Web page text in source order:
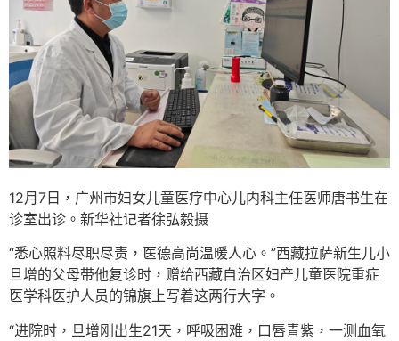
12月7日，广州市妇女儿童医疗中心儿内科主任医师唐书生在
诊室出诊。新华社记者徐弘毅摄
“悉心照料尽职尽责，医德高尚温暖人心。”西藏拉萨新生儿小
旦增的父母带他复诊时，赠给西藏自治区妇产儿童医院重症
医学科医护人员的锦旗上写着这两行大字。
“进院时，旦增刚出生21天，呼吸困难，口唇青紫，一测血氧